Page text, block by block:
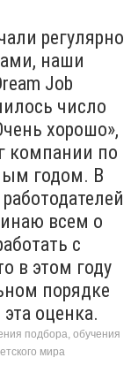
регулярно
наши
Job
число
хорошо»,
компании по
годом. В
всем о
с
в этом году
порядке
оценка.
подбора, обучения
мира